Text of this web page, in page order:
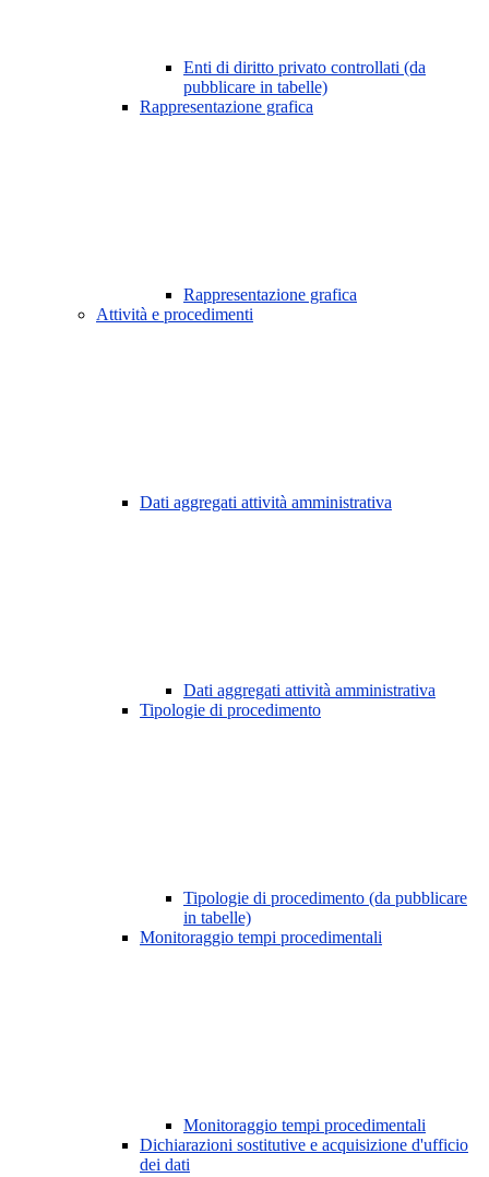
Enti di diritto privato controllati (da
pubblicare in tabelle)
Rappresentazione grafica
Rappresentazione grafica
Attività e procedimenti
Dati aggregati attività amministrativa
Dati aggregati attività amministrativa
Tipologie di procedimento
Tipologie di procedimento (da pubblicare
in tabelle)
Monitoraggio tempi procedimentali
Monitoraggio tempi procedimentali
Dichiarazioni sostitutive e acquisizione d'ufficio
dei dati